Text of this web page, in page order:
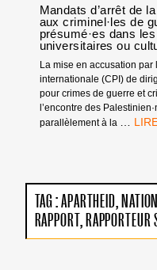
Mandats d’arrêt de
aux criminel·les de
présumé·es dans
universitaires ou
La mise en accusation
internationale (CPI) de
pour crimes de guerre et
l’encontre des
parallèlement à la
:
PAS
DE
TAG :APARTHEID
RAPPORT
RAPPORTEUR